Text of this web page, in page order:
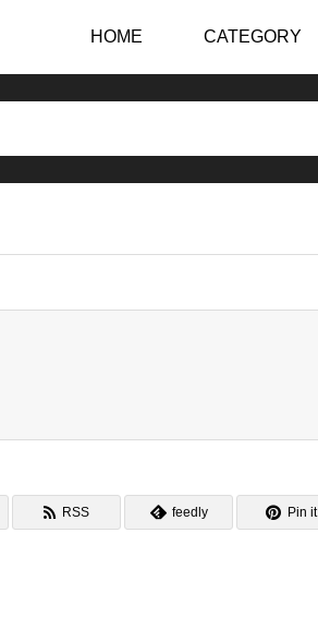
HOME CATEGORY
RSS feedly Pin it